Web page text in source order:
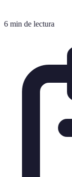
6 min de lectura